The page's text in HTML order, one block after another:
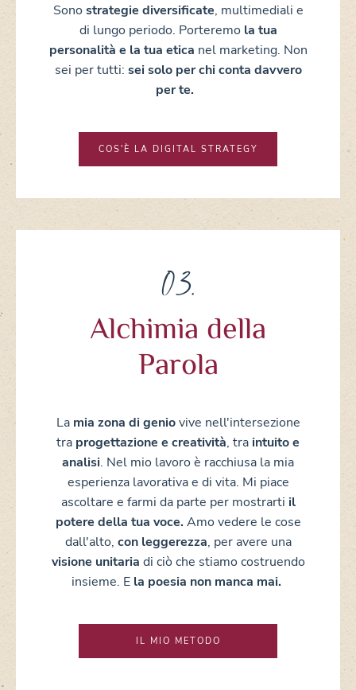
Sono strategie diversificate, multimediali e
di lungo periodo. Porteremo la tua
personalità e la tua etica nel marketing. Non
sei per tutti: sei solo per chi conta davvero
per te.
COS'È LA DIGITAL STRATEGY
03.
Alchimia della
Parola
La mia zona di geniovive nell'intersezione
tra progettazione e creatività, tra intuito e
analisi. Nel mio lavoro è racchiusa la mia
esperienza lavorativa e di vita. Mi piace
ascoltare e farmi da parte per mostrarti il
potere della tua voce.Amo vedere le cose
dall'alto, con leggerezza, per avere una
visione unitaria di ciò che stiamo costruendo
insieme. E la poesia non manca mai.
IL MIO METODO